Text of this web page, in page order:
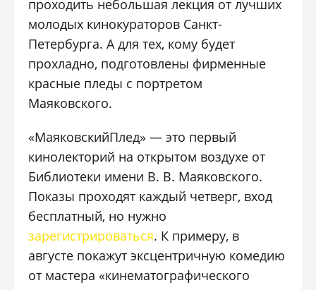
проходить небольшая лекция от лучших
молодых кинокураторов Санкт-
Петербурга. А для тех, кому будет
прохладно, подготовлены фирменные
красные пледы с портретом
Маяковского.
«МаяковскийПлед» — это первый
кинолекторий на открытом воздухе от
Библиотеки имени В. В. Маяковского.
Показы проходят каждый четверг, вход
бесплатный, но нужно
зарегистрироваться. К примеру, в
августе покажут эксцентричную комедию
от мастера «кинематографического